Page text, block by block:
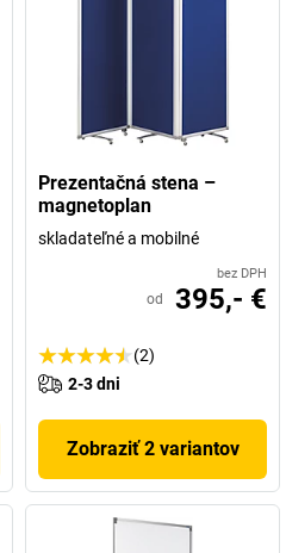
Prezentačná stena –
magnetoplan
skladateľné a mobilné
bez DPH
od 395,- €
(2)
2-3 dni
Zobraziť 2 variantov